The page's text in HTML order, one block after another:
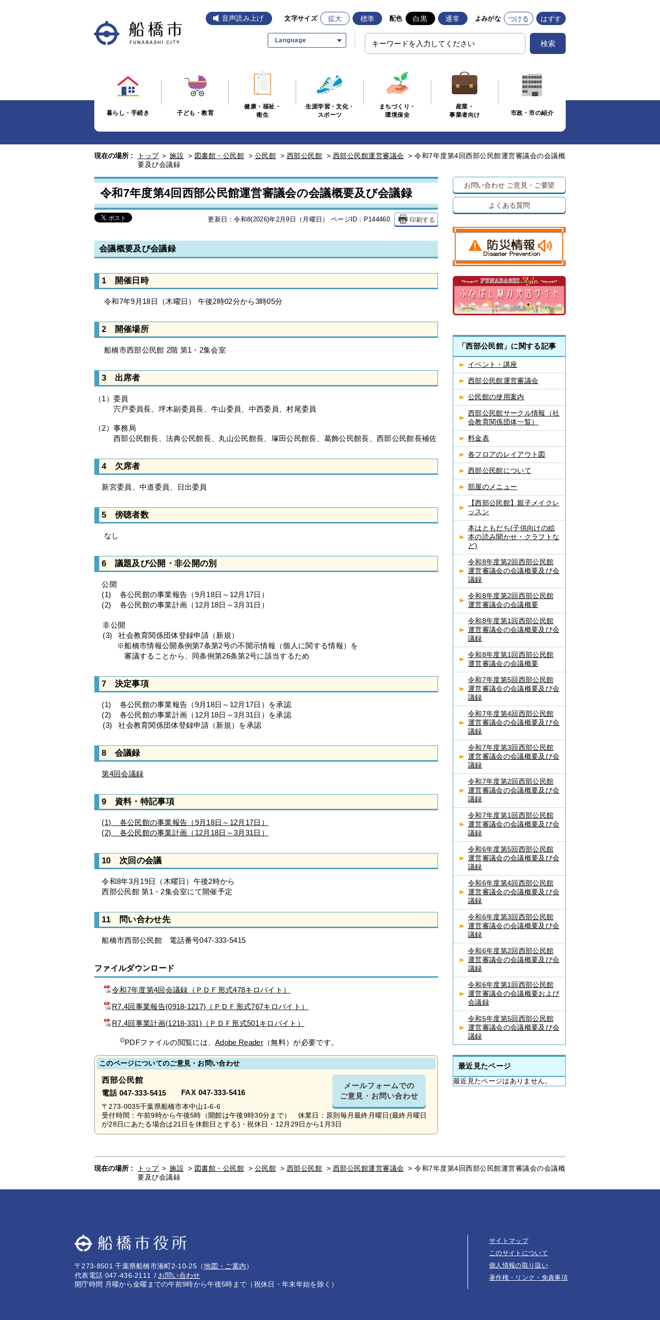
音声読み上げ 文字サイズ 拡大 標準 配色 白黒 通常 よみがな つける はずす
Language 検索
暮らし・手続き 子ども・教育
健康・福祉・
衛生
生涯学習・文化・
スポーツ
まちづくり・
環境保全
産業・
事業者向け
市政・市の紹介
現在の場所 : トップ > 施設 > 図書館・公民館 > 公民館 > 西部公民館 > 西部公民館運営審議会 > 令和7年度第4回西部公民館運営審議会の会議概
要及び会議録
令和7年度第4回西部公民館運営審議会の会議概要及び会議録
更新日：令和8(2026)年2月9日（月曜日） ページID：P144460 印刷する
会議概要及び会議録
1 開催日時
令和7年9月18日（木曜日） 午後2時02分から3時05分
2 開催場所
船橋市西部公民館 2階 第1・2集会室
3 出席者
（1）委員
宍戸委員長、坪木副委員長、牛山委員、中西委員、村尾委員
（2）事務局
西部公民館長、法典公民館長、丸山公民館長、塚田公民館長、葛飾公民館長、西部公民館長補佐
4 欠席者
新宮委員、中道委員、日出委員
5 傍聴者数
なし
6 議題及び公開・非公開の別
公開
(1) 各公民館の事業報告（9月18日～12月17日）
(2) 各公民館の事業計画（12月18日～3月31日）
非公開
(3) 社会教育関係団体登録申請（新規）
※船橋市情報公開条例第7条第2号の不開示情報（個人に関する情報）を
審議することから、同条例第26条第2号に該当するため
7 決定事項
(1) 各公民館の事業報告（9月18日～12月17日）を承認
(2) 各公民館の事業計画（12月18日～3月31日）を承認
(3) 社会教育関係団体登録申請（新規）を承認
8 会議録
第4回会議録
9 資料・特記事項
(1) 各公民館の事業報告（9月18日～12月17日）
(2) 各公民館の事業計画（12月18日～3月31日）
10 次回の会議
令和8年3月19日（木曜日）午後2時から
西部公民館 第1・2集会室にて開催予定
11 問い合わせ先
船橋市西部公民館 電話番号047-333-5415
ファイルダウンロード
令和7年度第4回会議録（ＰＤＦ形式478キロバイト）
R7.4回事業報告(0918-1217)（ＰＤＦ形式767キロバイト）
R7.4回事業計画(1218-331)（ＰＤＦ形式501キロバイト）
PDFファイルの閲覧には、Adobe Reader （無料）が必要です。
このページについてのご意見・お問い合わせ
西部公民館
電話 047-333-5415 FAX 047-333-5416
メールフォームでの
ご意見・お問い合わせ
〒273-0035千葉県船橋市本中山1-6-6
受付時間：午前9時から午後5時（開館は午後9時30分まで） 休業日：原則毎月最終月曜日(最終月曜日
が28日にあたる場合は21日を休館日とする)・祝休日・12月29日から1月3日
お問い合わせ ご意見・ご要望
よくある質問
「西部公民館」に関する記事
イベント・講座
西部公民館運営審議会
公民館の使用案内
西部公民館サークル情報（社
会教育関係団体一覧）
料金表
各フロアのレイアウト図
西部公民館について
部屋のメニュー
【西部公民館】親子メイクレ
ッスン
本はともだち(子供向けの絵
本の読み聞かせ・クラフトな
ど)
令和8年度第2回西部公民館
運営審議会の会議概要及び会
議録
令和8年度第2回西部公民館
運営審議会の会議概要
令和8年度第1回西部公民館
運営審議会の会議概要及び会
議録
令和8年度第1回西部公民館
運営審議会の会議概要
令和7年度第5回西部公民館
運営審議会の会議概要及び会
議録
令和7年度第4回西部公民館
運営審議会の会議概要及び会
議録
令和7年度第3回西部公民館
運営審議会の会議概要及び会
議録
令和7年度第2回西部公民館
運営審議会の会議概要及び会
議録
令和7年度第1回西部公民館
運営審議会の会議概要及び会
議録
令和6年度第5回西部公民館
運営審議会の会議概要及び会
議録
令和6年度第4回西部公民館
運営審議会の会議概要及び会
議録
令和6年度第3回西部公民館
運営審議会の会議概要及び会
議録
令和6年度第2回西部公民館
運営審議会の会議概要及び会
議録
令和6年度第1回西部公民館
運営審議会の会議概要および
会議録
令和5年度第5回西部公民館
運営審議会の会議概要及び会
議録
最近見たページ
最近見たページはありません。
現在の場所 : トップ > 施設 > 図書館・公民館 > 公民館 > 西部公民館 > 西部公民館運営審議会 > 令和7年度第4回西部公民館運営審議会の会議概
要及び会議録
〒273-8501 千葉県船橋市湊町2-10-25 （地図・ご案内）
代表電話 047-436-2111
お問い合わせ
開庁時間 月曜から金曜までの午前9時から午後5時まで（祝休日・年末年始を除く）
サイトマップ
このサイトについて
個人情報の取り扱い
著作権・リンク・免責事項